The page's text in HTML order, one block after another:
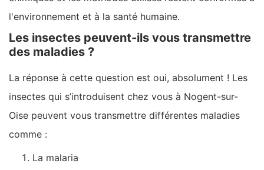
l'environnement et à la santé humaine.
Les insectes peuvent-ils vous transmettre
des maladies ?
La réponse à cette question est oui, absolument ! Les
insectes qui s’introduisent chez vous à Nogent-sur-
Oise peuvent vous transmettre différentes maladies
comme :
La malaria